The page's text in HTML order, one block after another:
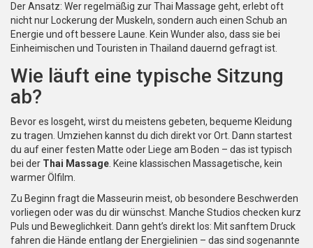
Der Ansatz: Wer regelmäßig zur Thai Massage geht, erlebt oft
nicht nur Lockerung der Muskeln, sondern auch einen Schub an
Energie und oft bessere Laune. Kein Wunder also, dass sie bei
Einheimischen und Touristen in Thailand dauernd gefragt ist.
Wie läuft eine typische Sitzung
ab?
Bevor es losgeht, wirst du meistens gebeten, bequeme Kleidung
zu tragen. Umziehen kannst du dich direkt vor Ort. Dann startest
du auf einer festen Matte oder Liege am Boden – das ist typisch
bei der Thai Massage . Keine klassischen Massagetische, kein
warmer Ölfilm.
Zu Beginn fragt die Masseurin meist, ob besondere Beschwerden
vorliegen oder was du dir wünschst. Manche Studios checken kurz
Puls und Beweglichkeit. Dann geht’s direkt los: Mit sanftem Druck
fahren die Hände entlang der Energielinien – das sind sogenannte